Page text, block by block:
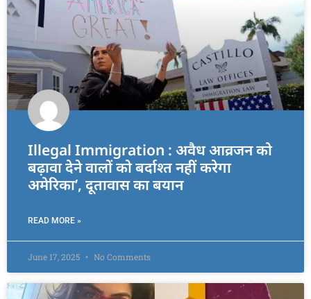
Illegal Immigration : अवैध आव्रजन को
बढ़ावा देने वालों को बर्दाश्त नहीं करेगा
अमेरिका’, दूतावास का बयान
READ MORE »
June 17, 2025 No Comments